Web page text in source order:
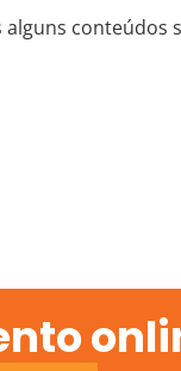
conteúdos